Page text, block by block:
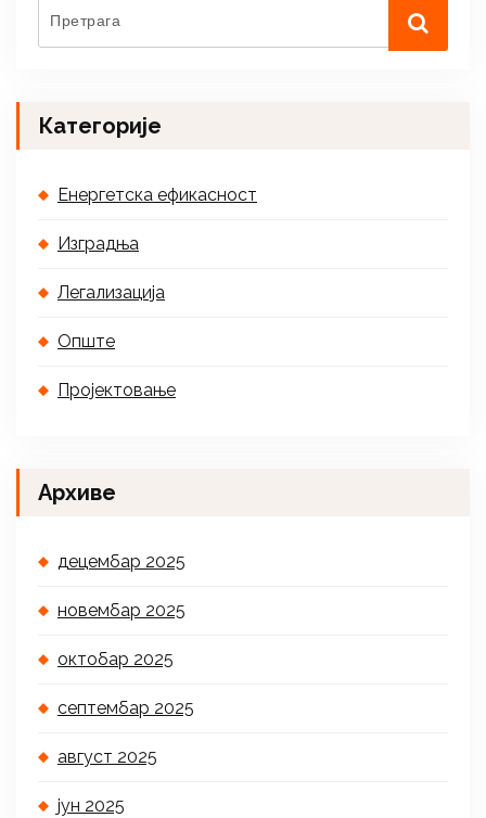
Категорије
Енергетска ефикасност
Изградња
Легализација
Опште
Пројектовање
Архиве
децембар 2025
новембар 2025
октобар 2025
септембар 2025
август 2025
јун 2025